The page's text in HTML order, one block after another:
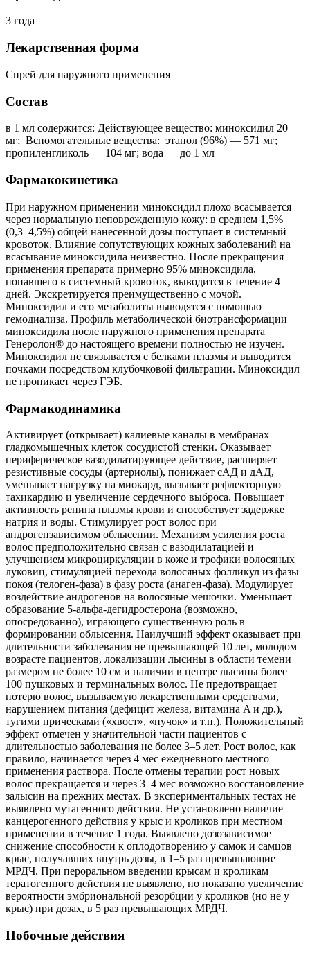
3 года
Лекарственная форма
Спрей для наружного применения
Состав
в 1 мл содержится: Действующее вещество: миноксидил 20
мг; Вспомогательные вещества: этанол (96%) — 571 мг;
пропиленгликоль — 104 мг; вода — до 1 мл
Фармакокинетика
При наружном применении миноксидил плохо всасывается
через нормальную неповрежденную кожу: в среднем 1,5%
(0,3–4,5%) общей нанесенной дозы поступает в системный
кровоток. Влияние сопутствующих кожных заболеваний на
всасывание миноксидила неизвестно. После прекращения
применения препарата примерно 95% миноксидила,
попавшего в системный кровоток, выводится в течение 4
дней. Экскретируется преимущественно с мочой.
Миноксидил и его метаболиты выводятся с помощью
гемодиализа. Профиль метаболической биотрансформации
миноксидила после наружного применения препарата
Генеролон® до настоящего времени полностью не изучен.
Миноксидил не связывается с белками плазмы и выводится
почками посредством клубочковой фильтрации. Миноксидил
не проникает через ГЭБ.
Фармакодинамика
Активирует (открывает) калиевые каналы в мембранах
гладкомышечных клеток сосудистой стенки. Оказывает
периферическое вазодилатирующее действие, расширяет
резистивные сосуды (артериолы), понижает сАД и дАД,
уменьшает нагрузку на миокард, вызывает рефлекторную
тахикардию и увеличение сердечного выброса. Повышает
активность ренина плазмы крови и способствует задержке
натрия и воды. Стимулирует рост волос при
андрогензависимом облысении. Механизм усиления роста
волос предположительно связан с вазодилатацией и
улучшением микроциркуляции в коже и трофики волосяных
луковиц, стимуляцией перехода волосяных фолликул из фазы
покоя (телоген-фаза) в фазу роста (анаген-фаза). Модулирует
воздействие андрогенов на волосяные мешочки. Уменьшает
образование 5-альфа-дегидростерона (возможно,
опосредованно), играющего существенную роль в
формировании облысения. Наилучший эффект оказывает при
длительности заболевания не превышающей 10 лет, молодом
возрасте пациентов, локализации лысины в области темени
размером не более 10 см и наличии в центре лысины более
100 пушковых и терминальных волос. Не предотвращает
потерю волос, вызываемую лекарственными средствами,
нарушением питания (дефицит железа, витамина A и др.),
тугими прическами («хвост», «пучок» и т.п.). Положительный
эффект отмечен у значительной части пациентов с
длительностью заболевания не более 3–5 лет. Рост волос, как
правило, начинается через 4 мес ежедневного местного
применения раствора. После отмены терапии рост новых
волос прекращается и через 3–4 мес возможно восстановление
залысин на прежних местах. В экспериментальных тестах не
выявлено мутагенного действия. Не установлено наличие
канцерогенного действия у крыс и кроликов при местном
применении в течение 1 года. Выявлено дозозависимое
снижение способности к оплодотворению у самок и самцов
крыс, получавших внутрь дозы, в 1–5 раз превышающие
МРДЧ. При пероральном введении крысам и кроликам
тератогенного действия не выявлено, но показано увеличение
вероятности эмбриональной резорбции у кроликов (но не у
крыс) при дозах, в 5 раз превышающих МРДЧ.
Побочные действия